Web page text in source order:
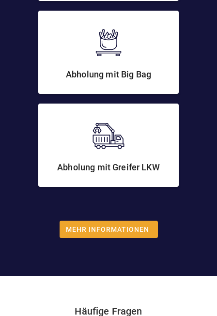
Abholung mit Big Bag
Abholung mit Greifer LKW
MEHR INFORMATIONEN
Häufige Fragen